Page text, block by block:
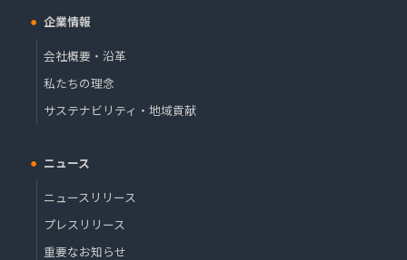
企業情報
会社概要・沿革
私たちの理念
サステナビリティ・地域貢献
ニュース
ニュースリリース
プレスリリース
重要なお知らせ